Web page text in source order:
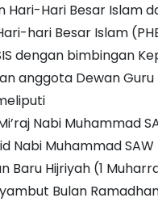
Hari-Hari Besar Islam
hari Besar Islam
dengan bimbingan
anggota Dewan
Nabi Muhammad
Nabi Muhammad SAW
Baru Hijriyah (1
Bulan